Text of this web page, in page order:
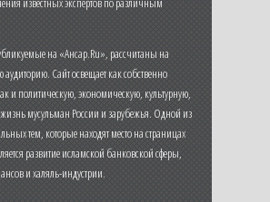
на «Ансар.Ru», рассчитаны на
Сайт освещает как собственно
и политическую, экономическую, культурную,
мусульман России и зарубежья. Одной из
тем, которые находят место на страницах
развитие исламской банковской сферы,
и халяль-индустрии.